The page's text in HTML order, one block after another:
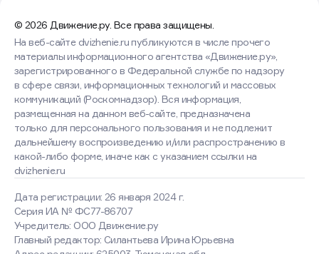
© 2026 Движение.ру. Все права защищены.
Дата регистрации: 26 января 2024 г.
Серия ИА № ФС77-86707
Учредитель: ООО Движение.ру
Главный редактор: Силантьева Ирина Юрьевна
На веб-сайте dvizhenie.ru публикуются в числе прочего
материалы информационного агентства «Движение.ру»,
зарегистрированного в Федеральной службе по надзору
в сфере связи, информационных технологий и массовых
коммуникаций (Роскомнадзор). Вся информация,
размещенная на данном веб-сайте, предназначена
только для персонального пользования и не подлежит
дальнейшему воспроизведению и/или распространению в
какой-либо форме, иначе как с указанием ссылки на
dvizhenie.ru